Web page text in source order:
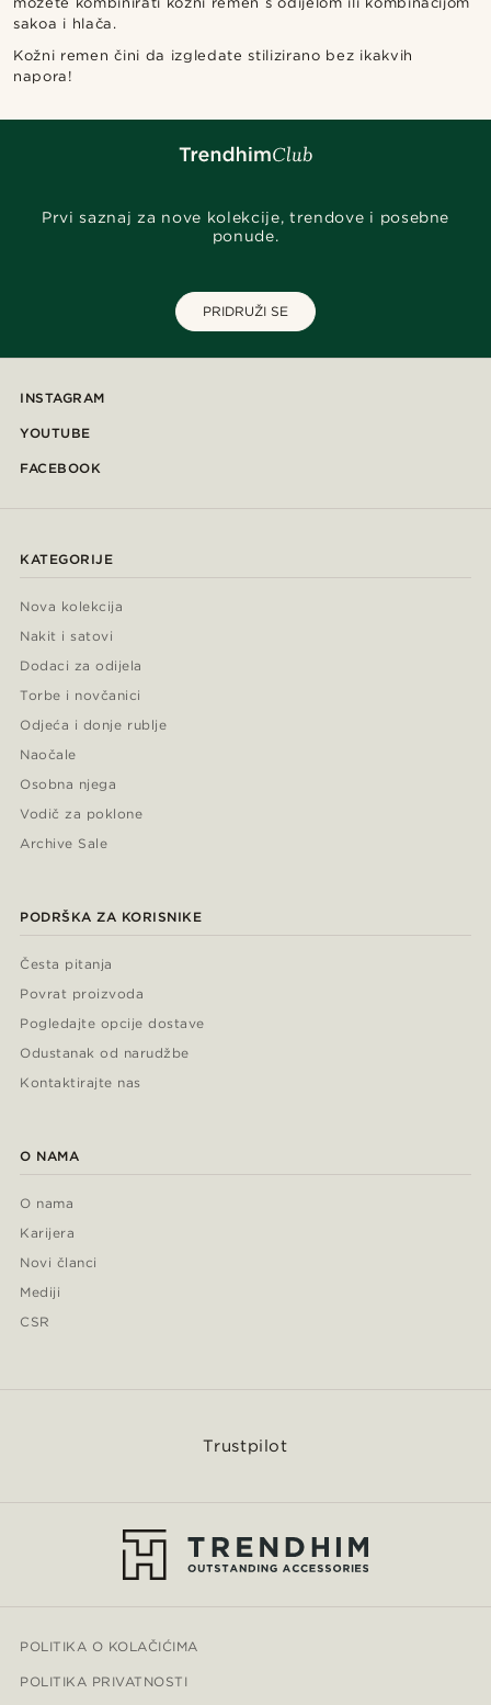
sakoa i hlača.
Kožni remen čini da izgledate stilizirano bez ikakvih
napora!
Prvi saznaj za nove kolekcije, trendove i posebne
ponude.
PRIDRUŽI SE
INSTAGRAM
YOUTUBE
FACEBOOK
KATEGORIJE
Nova kolekcija
Nakit i satovi
Dodaci za odijela
Torbe i novčanici
Odjeća i donje rublje
Naočale
Osobna njega
Vodič za poklone
Archive Sale
PODRŠKA ZA KORISNIKE
Česta pitanja
Povrat proizvoda
Pogledajte opcije dostave
Odustanak od narudžbe
Kontaktirajte nas
O NAMA
O nama
Karijera
Novi članci
Mediji
CSR
Trustpilot
POLITIKA O KOLAČIĆIMA
POLITIKA PRIVATNOSTI